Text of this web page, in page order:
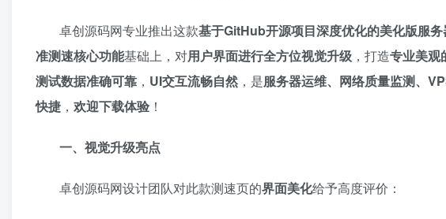
卓创源码网专业推出这款基于GitHub开源项目深度优化的美化版服
准测速核心功能基础上，对用户界面进行全方位视觉升级 ，打造专业美观
测试数据准确可靠 ， UI交互流畅自然 ，是服务器运维、网络质量监测、
快捷 ， 欢迎下载体验 ！
一、视觉升级亮点
卓创源码网设计团队对此款测速页的界面美化给予高度评价：